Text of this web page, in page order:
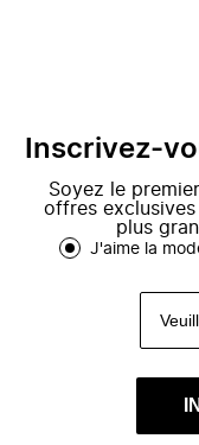
Inscrivez-
Soyez le
offres
plus
J'aime la